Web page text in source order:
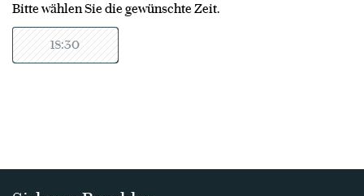
Bitte wählen Sie die gewünschte Zeit.
18:30